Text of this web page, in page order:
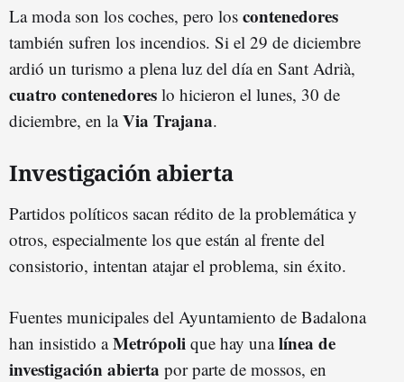
La moda son los coches, pero los contenedores
también sufren los incendios. Si el 29 de diciembre
ardió un turismo a plena luz del día en Sant Adrià,
cuatro contenedores lo hicieron el lunes, 30 de
diciembre, en laVia Trajana.
Investigación abierta
Partidos políticos sacan rédito de la problemática y
otros, especialmente los que están al frente del
consistorio, intentan atajar el problema, sin éxito.
Fuentes municipales del Ayuntamiento de Badalona
han insistido aMetrópoli que hay unalínea de
investigación abierta por parte de mossos, en